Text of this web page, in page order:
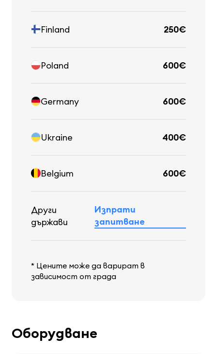
Finland 250€
Poland 600€
Germany 600€
Ukraine 400€
Belgium 600€
Други
държави
Изпрати
запитване
* Цените може да варират в
зависимост от града
Оборудване